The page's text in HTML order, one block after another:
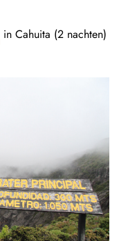
in Cahuita (2 nachten)